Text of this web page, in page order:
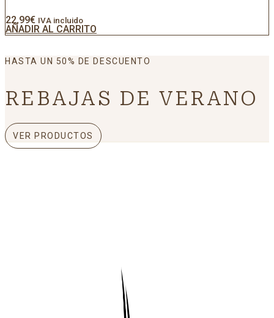
22,99€ IVA incluido
AÑADIR AL CARRITO
HASTA UN 50% DE DESCUENTO
REBAJAS DE VERANO
VER PRODUCTOS